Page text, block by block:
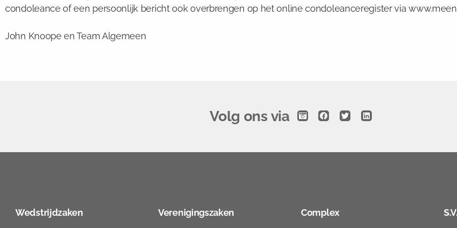
condoleance of een persoonlijk bericht ook overbrengen op het online condoleanceregister via
John Knoope en Team Algemeen
Volg ons via
Wedstrijdzaken Verenigingszaken Complex